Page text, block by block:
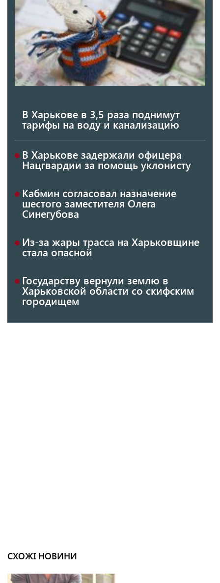
В Харькове в 3,5 раза поднимут
тарифы на воду и канализацию
В Харькове задержали офицера
Нацгвардии за помощь уклонисту
Кабмин согласовал назначение
шестого заместителя Олега
Синегубова
Из-за жары трасса на Харьковщине
стала опасной
Государству вернули землю в
Харьковской области со скифским
городищем
СХОЖІ НОВИНИ